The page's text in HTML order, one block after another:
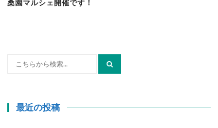
桑園マルシェ開催です！
最近の投稿